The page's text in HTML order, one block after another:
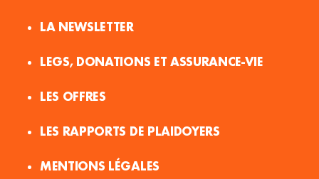
LA NEWSLETTER
LEGS, DONATIONS ET ASSURANCE-VIE
LES OFFRES
LES RAPPORTS DE PLAIDOYERS
MENTIONS LÉGALES